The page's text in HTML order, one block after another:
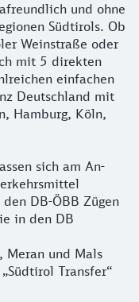
und ohne
Südtirols. Ob
Weinstraße oder
mit 5 direkten
einfachen
Deutschland mit
Hamburg, Köln,
sich am An-
DB-ÖBB Zügen
in den DB
Meran und Mals
Transfer“